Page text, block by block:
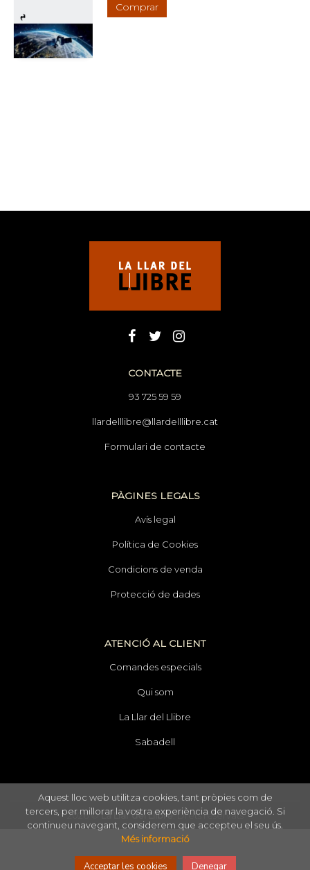
Comprar
CONTACTE
93 725 59 59
llardelllibre@llardelllibre.cat
Formulari de contacte
PÀGINES LEGALS
Avís legal
Política de Cookies
Condicions de venda
Protecció de dades
ATENCIÓ AL CLIENT
Comandes especials
Qui som
La Llar del Llibre
Sabadell
2026 ©La Llar del Llibre. Drets reservats
Aquest lloc web utilitza cookies, tant pròpies com de
tercers, per millorar la vostra experiència de navegació. Si
continueu navegant, considerem que accepteu el seu ús.
Més informació
Acceptar les cookies Denegar